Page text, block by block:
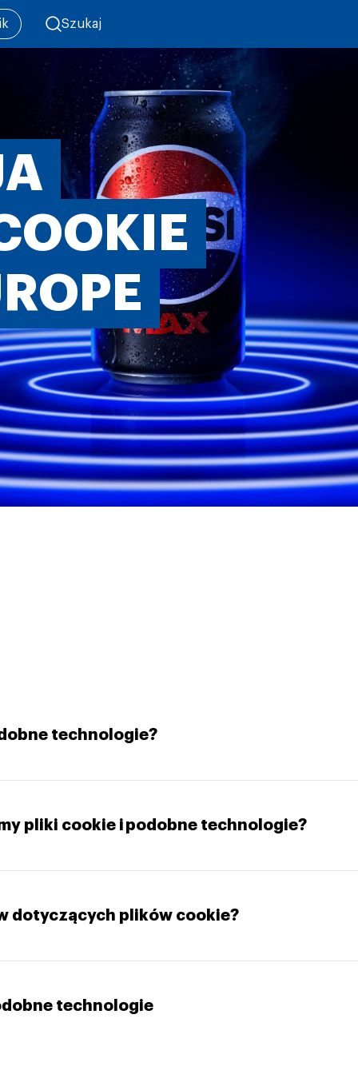
Szukaj
technologie?
pliki cookie i podobne technologie?
dotyczących plików cookie?
technologie